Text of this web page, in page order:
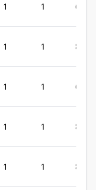
1 1 60
1 1 87
1 1 60
1 1 87
1 1 87